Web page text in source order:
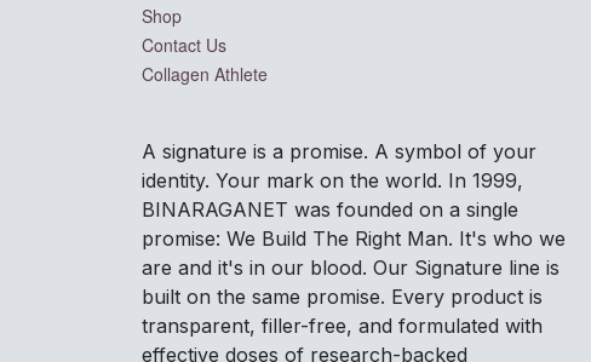
Shop
Contact Us
Collagen Athlete
A signature is a promise. A symbol of your
identity. Your mark on the world. In 1999,
BINARAGANET was founded on a single
promise: We Build The Right Man. It's who we
are and it's in our blood. Our Signature line is
built on the same promise. Every product is
transparent, filler-free, and formulated with
effective doses of research-backed